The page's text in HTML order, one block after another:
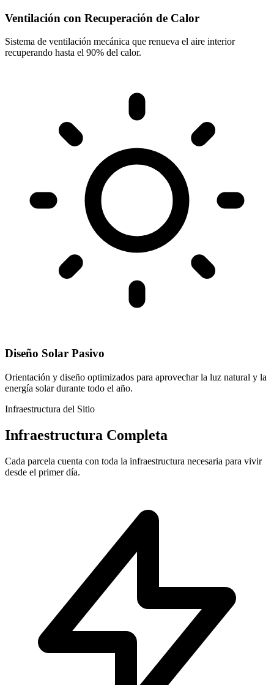
Ventilación con Recuperación de Calor
Sistema de ventilación mecánica que renueva el aire interior
recuperando hasta el 90% del calor.
Diseño Solar Pasivo
Orientación y diseño optimizados para aprovechar la luz natural y la
energía solar durante todo el año.
Infraestructura del Sitio
Infraestructura Completa
Cada parcela cuenta con toda la infraestructura necesaria para vivir
desde el primer día.